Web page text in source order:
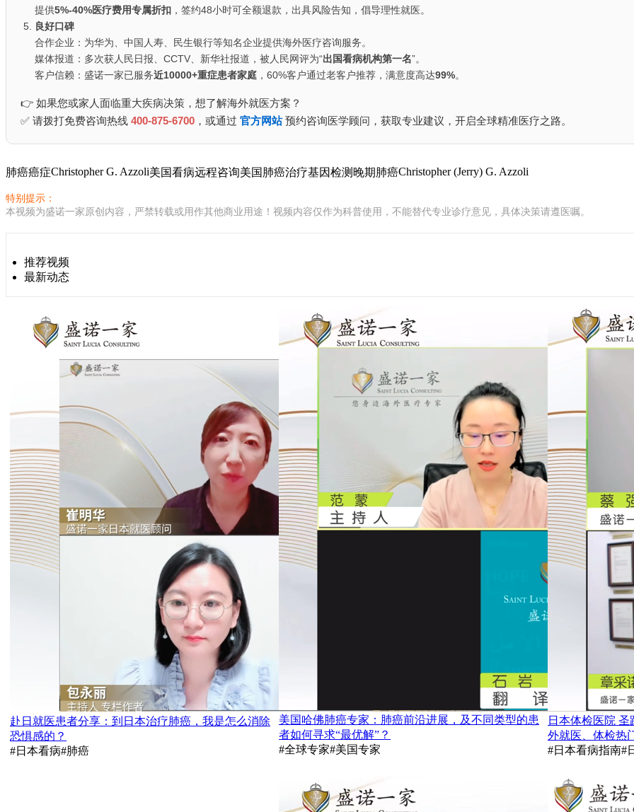
提供5%-40%医疗费用专属折扣 ，签约48小时可全额退款，出具风险告知，倡导理性就医。
良好口碑
合作企业：为华为、中国人寿、民生银行等知名企业提供海外医疗咨询服务。
媒体报道：多次获人民日报、CCTV、新华社报道，被人民网评为“出国看病机构第一名”。
客户信赖：盛诺一家已服务近10000+重症患者家庭 ，60%客户通过老客户推荐，满意度高达99%。
👉 如果您或家人面临重大疾病决策，想了解海外就医方案？
✅ 请拨打免费咨询热线 400-875-6700 ，或通过 官方网站预约咨询医学顾问，获取专业建议，开启全球精准医疗之路。
肺癌癌症Christopher G. Azzoli美国看病远程咨询美国肺癌治疗基因检测 晚期肺癌Christopher (Jerry) G. Azzoli
特别提示：
本视频为盛诺一家原创内容，严禁转载或用作其他商业用途！视频内容仅作为科普使用，不能替代专业诊疗意见，具体决策请遵医嘱。
推荐视频
最新动态
赴日就医患者分享：到日本治疗肺癌，我是怎么消除
恐惧感的？
#日本看病#肺癌
美国哈佛肺癌专家：肺癌前沿进展，及不同类型的患
者如何寻求“最优解”？
#全球专家#美国专家
日本体检医院
外就医、体检热
#日本看病指南#